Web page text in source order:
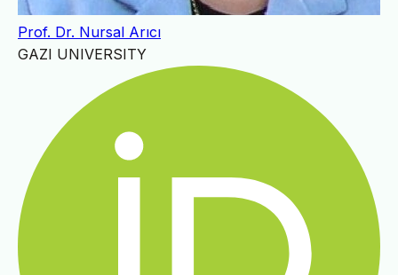
Prof. Dr. Nursal Arıcı
GAZI UNIVERSITY